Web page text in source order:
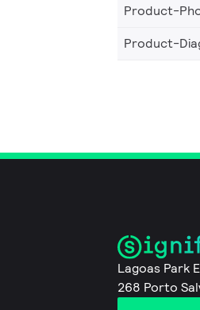
Product-
Product-
Lagoas Park
268 Porto